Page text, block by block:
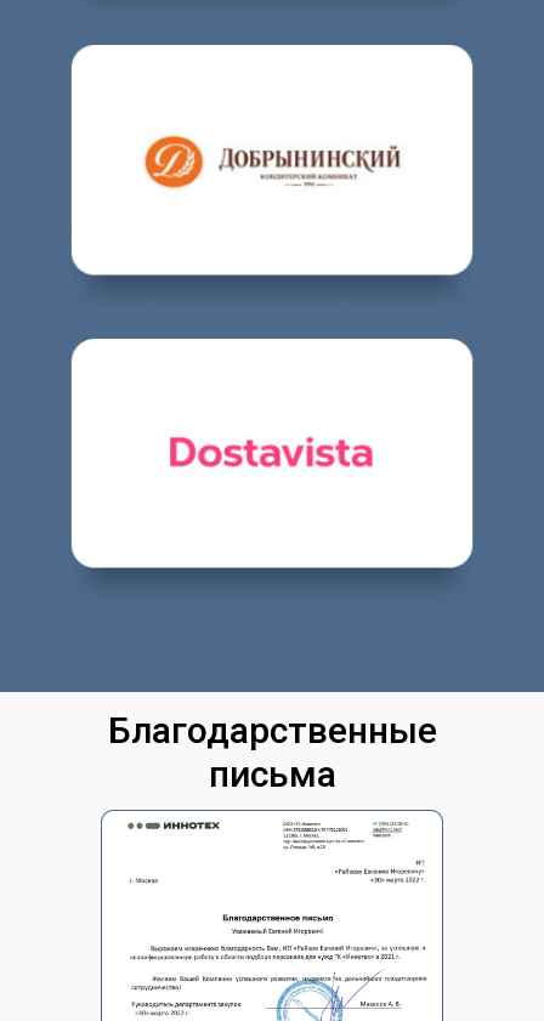
Благодарственные
письма